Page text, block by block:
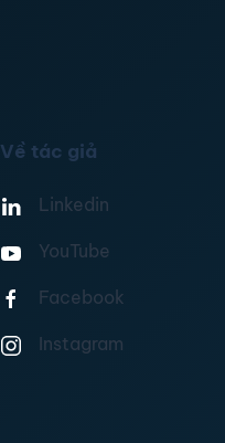
Về tác giả
Linkedin
YouTube
Facebook
Instagram